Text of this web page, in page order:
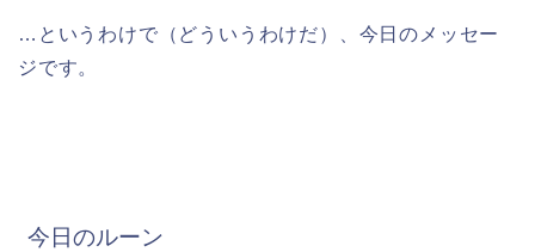
…というわけで（どういうわけだ）、今日のメッセー
ジです。
今日のルーン